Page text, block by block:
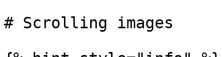
# Scrolling images